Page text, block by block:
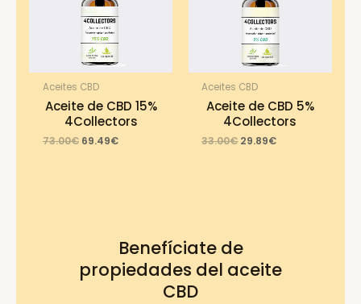
Aceites CBD
Aceite de CBD 15%
4Collectors
73.00€ Original
69.49€Current
Aceites CBD
Aceite de CBD 5%
4Collectors
33.00€ Original
29.89€Current
Benefíciate de
propiedades del aceite
CBD